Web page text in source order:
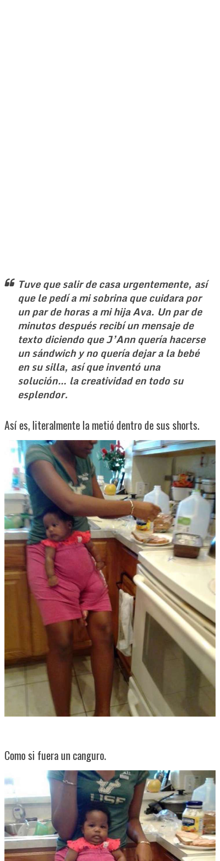
Tuve que salir de casa urgentemente, así
que le pedí a mi sobrina que cuidara por
un par de horas a mi hija Ava. Un par de
minutos después recibí un mensaje de
texto diciendo que J’Ann quería hacerse
un sándwich y no quería dejar a la bebé
en su silla, así que inventó una
solución… la creatividad en todo su
esplendor.
Así es, literalmente la metió dentro de sus shorts.
Como si fuera un canguro.